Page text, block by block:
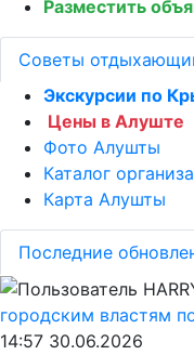
Разместить
Советы
Экскурсии по
Цены в Алуште
Фото Алушты
Каталог
Карта Алушты
Последние
городским властям
14:57 30.06.2026